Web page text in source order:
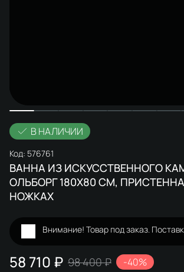
В НАЛИЧИИ
Код: 576761
ВАННА ИЗ ИСКУССТВЕННОГО
ОЛЬБОРГ 180X80 СМ,
НОЖКАХ
Внимание! Товар под заказ.
58 710 ₽ 98 400 ₽ -40%